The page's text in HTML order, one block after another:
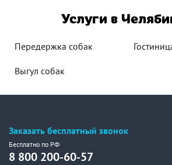
Услуги в
Передержка собак
Выгул собак
Заказать бесплатный звонок
Бесплатно по РФ
8 800 200-60-57